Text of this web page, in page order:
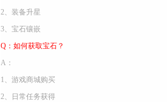
2、装备升星
3、宝石镶嵌
Q：如何获取宝石？
A：
1、游戏商城购买
2、日常任务获得